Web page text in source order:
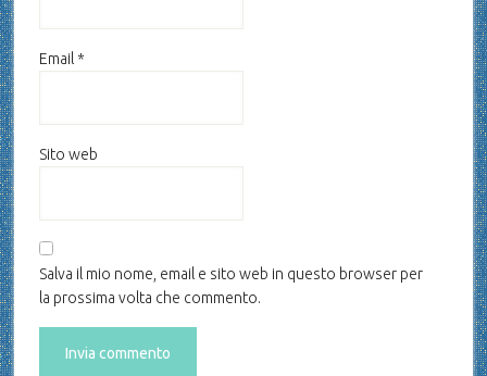
Email *
Sito web
Salva il mio nome, email e sito web in questo browser per
la prossima volta che commento.